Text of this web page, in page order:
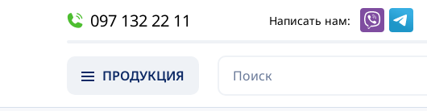
097 132 22 11 Написать нам:
ПРОДУКЦИЯ